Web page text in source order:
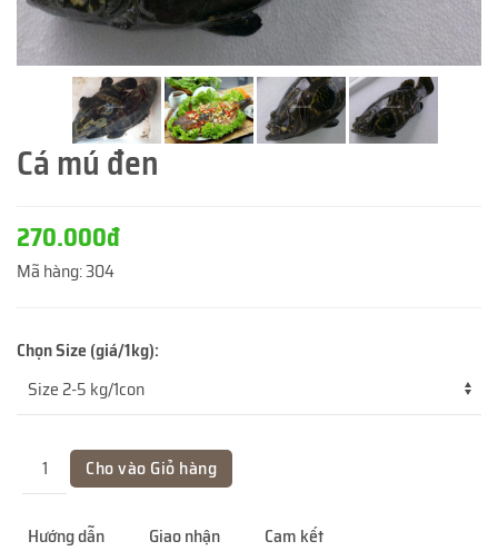
Cá mú đen
270.000đ
Mã hàng:304
Chọn Size (giá/1kg):
Hướng dẫn Giao nhận Cam kết